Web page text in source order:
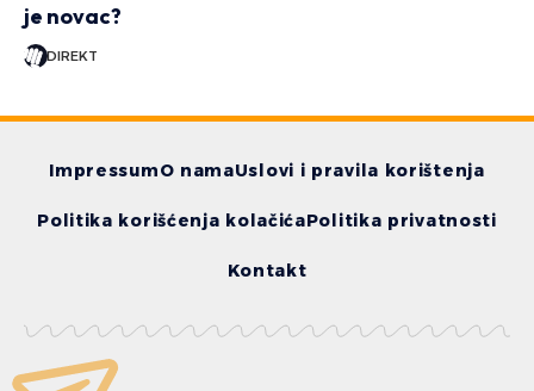
je novac?
DIREKT
ImpressumO namaUslovi i pravila korištenja
Politika korišćenja kolačićaPolitika privatnosti
Kontakt